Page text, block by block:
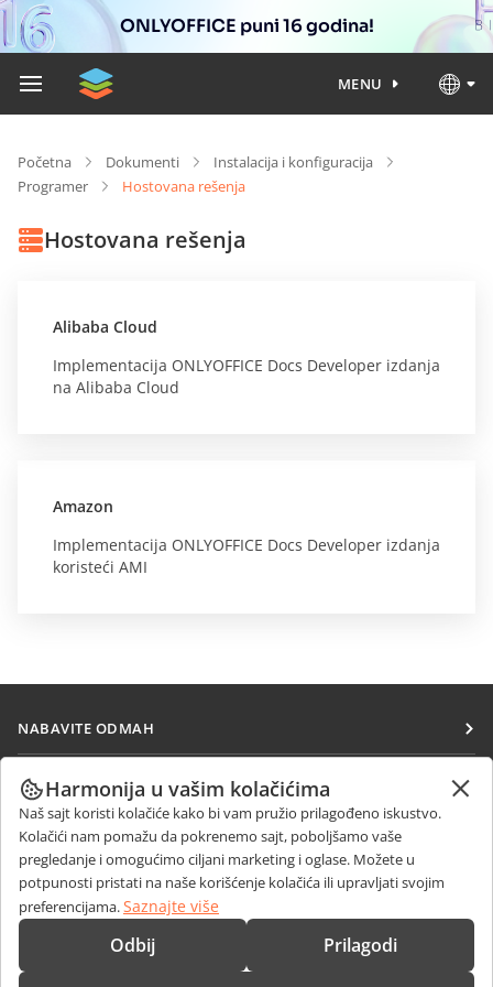
ONLYOFFICE puni 16 godina!
MENU
Početna Dokumenti
Instalacija i konfiguracija
Programer
Hostovana rešenja
Hostovana rešenja
Alibaba Cloud
Implementacija ONLYOFFICE Docs Developer izdanja
na Alibaba Cloud
Amazon
Implementacija ONLYOFFICE Docs Developer izdanja
koristeći AMI
NABAVITE ODMAH
Docs
DocSpace
Workspace
Konektori
Desktop aplikacije
Mobilne aplikacije
SARAĐUJTE
Za doprinosioce
Za prevodioce
Za influensere
Slobodna radna mesta
PRIMAJTE VESTI
Blog
DOBIJTE POMOĆ
Forum
KONTAKTIRAJTE NAS
Pitanja o prodaji
sales@onlyoffice.com
Harmonija u vašim kolačićima
Naš sajt koristi kolačiće kako bi vam pružio prilagođeno iskustvo.
Kolačići nam pomažu da pokrenemo sajt, poboljšamo vaše
pregledanje i omogućimo ciljani marketing i oglase. Možete u
potpunosti pristati na naše korišćenje kolačića ili upravljati svojim
preferencijama.Saznajte više
Odbij Prilagodi